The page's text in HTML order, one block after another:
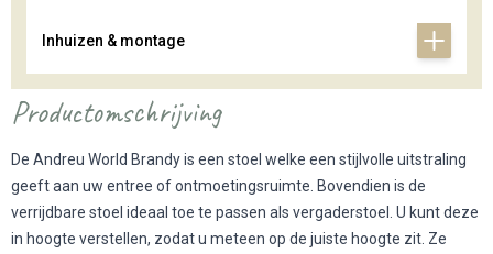
Inhuizen & montage
Productomschrijving
De Andreu World Brandy is een stoel welke een stijlvolle uitstraling
geeft aan uw entree of ontmoetingsruimte. Bovendien is de
verrijdbare stoel ideaal toe te passen als vergaderstoel. U kunt deze
in hoogte verstellen, zodat u meteen op de juiste hoogte zit. Ze